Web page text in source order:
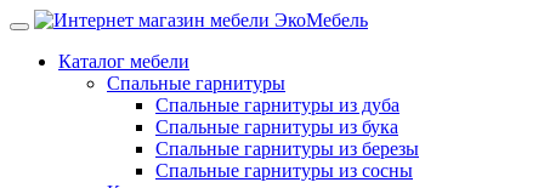
Каталог мебели
Спальные гарнитуры
Спальные гарнитуры из дуба
Спальные гарнитуры из бука
Спальные гарнитуры из березы
Спальные гарнитуры из сосны